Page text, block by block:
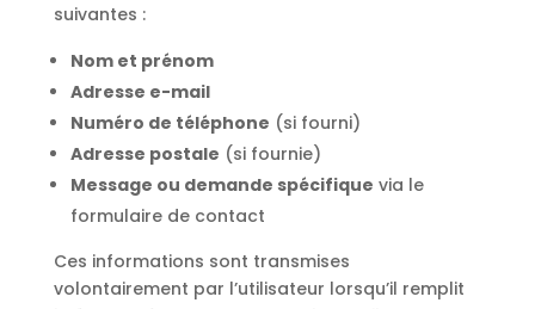
suivantes :
Nom et prénom
Adresse e-mail
Numéro de téléphone (si fourni)
Adresse postale (si fournie)
Message ou demande spécifique via le
formulaire de contact
Ces informations sont transmises
volontairement par l’utilisateur lorsqu’il remplit